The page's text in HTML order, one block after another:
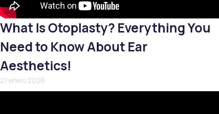
What Is Otoplasty? Everything You
Need to Know About Ear
Aesthetics!
21 enero 2026